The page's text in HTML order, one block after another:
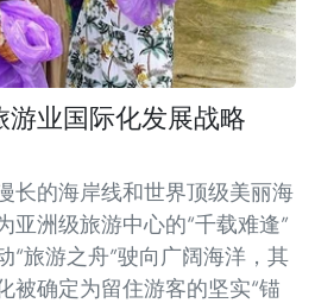
游业国际化发展战略
长的海岸线和世界顶级美丽海
亚洲级旅游中心的“千载难逢”
“旅游之舟”驶向广阔海洋，其
被确定为留住游客的坚实“锚